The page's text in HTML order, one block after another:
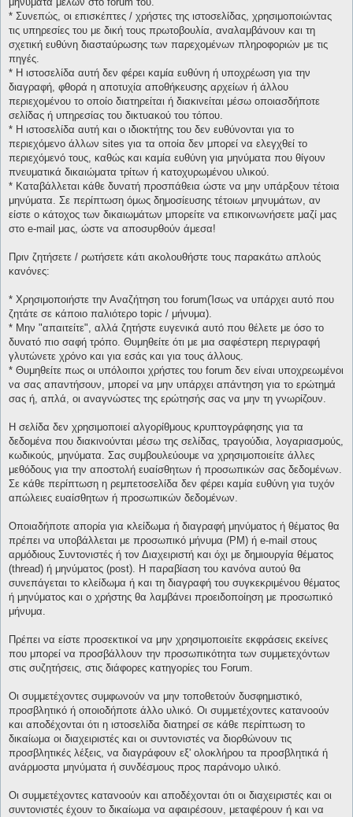
* Συνεπώς, οι επισκέπτες / χρήστες της ιστοσελίδας, χρησιμοποιώντας
τις υπηρεσίες του με δική τους πρωτοβουλία, αναλαμβάνουν και τη
σχετική ευθύνη διασταύρωσης των παρεχομένων πληροφοριών με τις
πηγές.
* H ιστοσελίδα αυτή δεν φέρει καμία ευθύνη ή υποχρέωση για την
διαγραφή, φθορά η αποτυχία αποθήκευσης αρχείων ή άλλου
περιεχομένου το οποίο διατηρείται ή διακινείται μέσω οποιασδήποτε
σελίδας ή υπηρεσίας του δικτυακού του τόπου.
* H ιστοσελίδα αυτή και ο ιδιοκτήτης του δεν ευθύνονται για το
περιεχόμενο άλλων sites για τα οποία δεν μπορεί να ελεγχθεί το
περιεχόμενό τους, καθώς και καμία ευθύνη για μηνύματα που θίγουν
πνευματικά δικαιώματα τρίτων ή κατοχυρωμένου υλικού.
* Καταβάλλεται κάθε δυνατή προσπάθεια ώστε να μην υπάρξουν τέτοια
μηνύματα. Σε περίπτωση όμως δημοσίευσης τέτοιων μηνυμάτων, αν
είστε ο κάτοχος των δικαιωμάτων μπορείτε να επικοινωνήσετε μαζί μας
στο e-mail μας, ώστε να αποσυρθούν άμεσα!
Πριν ζητήσετε / ρωτήσετε κάτι ακολουθήστε τους παρακάτω απλούς
κανόνες:
* Χρησιμοποιήστε την Αναζήτηση του forum(Ίσως να υπάρχει αυτό που
ζητάτε σε κάποιο παλιότερο topic / μήνυμα).
* Μην "απαιτείτε", αλλά ζητήστε ευγενικά αυτό που θέλετε με όσο το
δυνατό πιο σαφή τρόπο. Θυμηθείτε ότι με μια σαφέστερη περιγραφή
γλυτώνετε χρόνο και για εσάς και για τους άλλους.
* Θυμηθείτε πως οι υπόλοιποι χρήστες του forum δεν είναι υποχρεωμένοι
να σας απαντήσουν, μπορεί να μην υπάρχει απάντηση για το ερώτημά
σας ή, απλά, οι αναγνώστες της ερώτησής σας να μην τη γνωρίζουν.
Η σελίδα δεν χρησιμοποιεί αλγορίθμους κρυπτογράφησης για τα
δεδομένα που διακινούνται μέσω της σελίδας, τραγούδια, λογαριασμούς,
κωδικούς, μηνύματα. Σας συμβουλεύουμε να χρησιμοποιείτε άλλες
μεθόδους για την αποστολή ευαίσθητων ή προσωπικών σας δεδομένων.
Σε κάθε περίπτωση η ρεμπετοσελίδα δεν φέρει καμία ευθύνη για τυχόν
απώλειες ευαίσθητων ή προσωπικών δεδομένων.
Οποιαδήποτε απορία για κλείδωμα ή διαγραφή μηνύματος ή θέματος θα
πρέπει να υποβάλλεται με προσωπικό μήνυμα (PM) ή e-mail στους
αρμόδιους Συντονιστές ή τον Διαχειριστή και όχι με δημιουργία θέματος
(thread) ή μηνύματος (post). Η παραβίαση του κανόνα αυτού θα
συνεπάγεται το κλείδωμα ή και τη διαγραφή του συγκεκριμένου θέματος
ή μηνύματος και ο χρήστης θα λαμβάνει προειδοποίηση με προσωπικό
μήνυμα.
Πρέπει να είστε προσεκτικοί να μην χρησιμοποιείτε εκφράσεις εκείνες
που μπορεί να προσβάλλουν την προσωπικότητα των συμμετεχόντων
στις συζητήσεις, στις διάφορες κατηγορίες του Forum.
Οι συμμετέχοντες συμφωνούν να μην τοποθετούν δυσφημιστικό,
προσβλητικό ή οποιοδήποτε άλλο υλικό. Οι συμμετέχοντες κατανοούν
και αποδέχονται ότι η ιστοσελίδα διατηρεί σε κάθε περίπτωση το
δικαίωμα οι διαχειριστές και οι συντονιστές να διορθώνουν τις
προσβλητικές λέξεις, να διαγράφουν εξ' ολοκλήρου τα προσβλητικά ή
ανάρμοστα μηνύματα ή συνδέσμους προς παράνομο υλικό.
Οι συμμετέχοντες κατανοούν και αποδέχονται ότι οι διαχειριστές και οι
συντονιστές έχουν το δικαίωμα να αφαιρέσουν, μεταφέρουν ή και να